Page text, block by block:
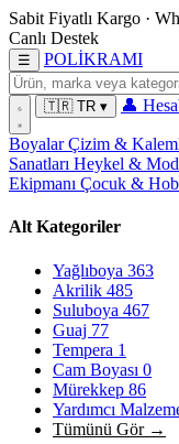
Sabit Fiyatlı Kargo ·
Canlı Destek
☰ POLİKRAMI
🇹🇷 TR ▾ 👤
BoyalarÇizim &
Sanatları Heykel &
Ekipmanı Çocuk &
Alt Kategoriler
Yağlıboya 363
Akrilik 485
Suluboya 467
Guaj 77
Tempera 1
Cam Boyası 0
Mürekkep 86
Yardımcı
Tümünü Gör →